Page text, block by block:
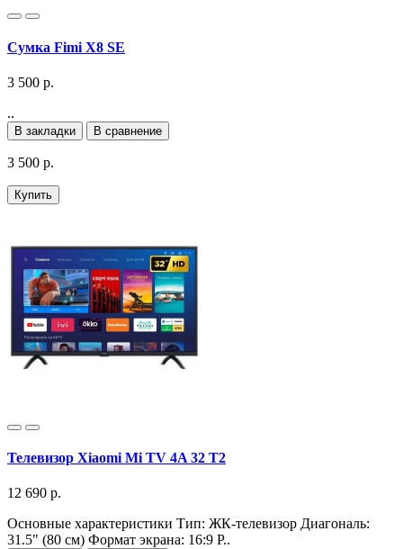
Сумка Fimi X8 SE
3 500 р.
..
В закладки В сравнение
3 500 р.
Купить
Телевизор Xiaomi Mi TV 4A 32 T2
12 690 р.
Основные характеристики Тип: ЖК-телевизор Диагональ:
31.5" (80 см) Формат экрана: 16:9 Р..